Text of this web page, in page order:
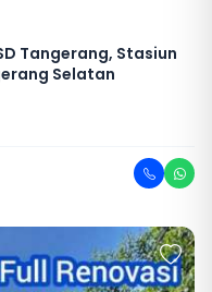
Tangerang, Stasiun
Selatan